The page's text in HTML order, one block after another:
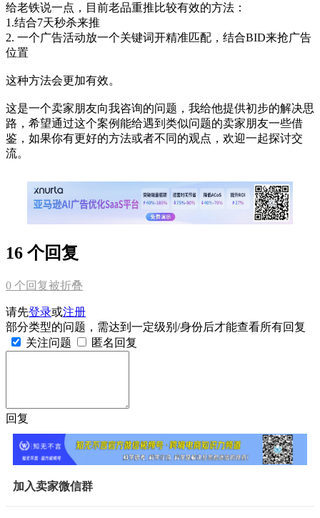
给老铁说一点，目前老品重推比较有效的方法：
1.结合7天秒杀来推
2. 一个广告活动放一个关键词开精准匹配，结合BID来抢广告
位置
这种方法会更加有效。
这是一个卖家朋友向我咨询的问题，我给他提供初步的解决思
路，希望通过这个案例能给遇到类似问题的卖家朋友一些借
鉴，如果你有更好的方法或者不同的观点，欢迎一起探讨交
流。
16 个回复
0 个回复被折叠
请先登录或注册
部分类型的问题，需达到一定级别/身份后才能查看所有回复
关注问题
匿名回复
回复
加入卖家微信群